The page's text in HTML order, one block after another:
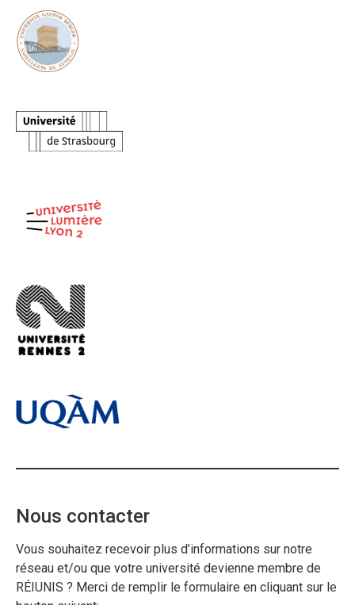
Nous contacter
Vous souhaitez recevoir plus d’informations sur notre
réseau et/ou que votre université devienne membre de
RÉIUNIS ? Merci de remplir le formulaire en cliquant sur le